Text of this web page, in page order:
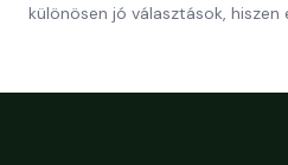
különösen jó választások, hiszen